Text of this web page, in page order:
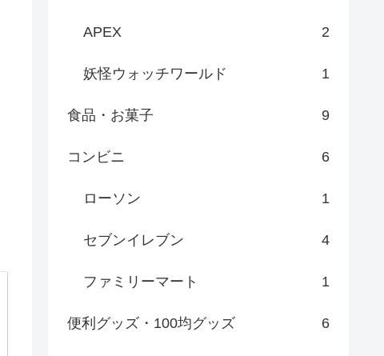
APEX 2
妖怪ウォッチワールド 1
食品・お菓子 9
コンビニ 6
ローソン 1
セブンイレブン 4
ファミリーマート 1
便利グッズ・100均グッズ 6